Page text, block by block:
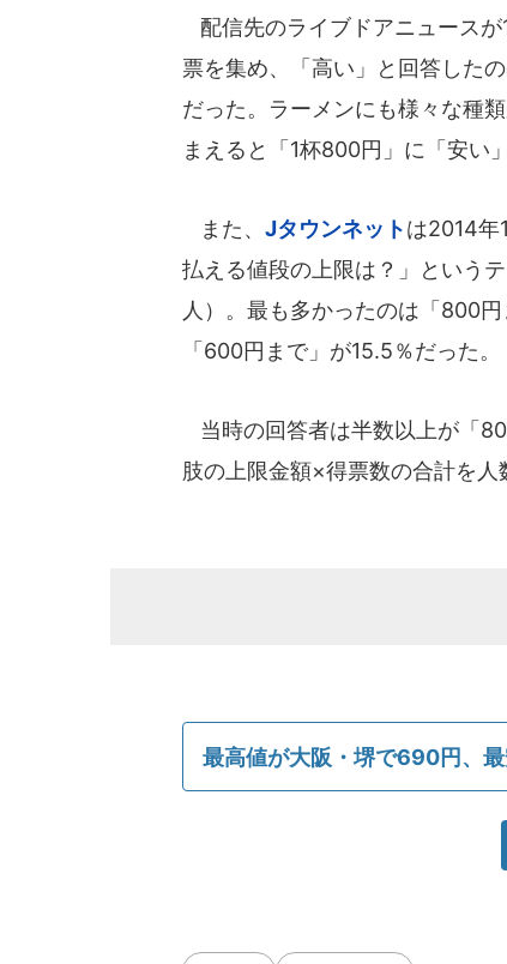
配信先のライブドアニュース
票を集め、「高い」と回答した
だった。ラーメンにも様々な種
まえると「1杯800円」に「安い
また、 Jタウンネットは2014年
払える値段の上限は？」という
人）。最も多かったのは「800
「600円まで」が15.5％だった。
当時の回答者は半数以上が「
肢の上限金額×得票数の合計を人
最高値が大阪・堺で690円、